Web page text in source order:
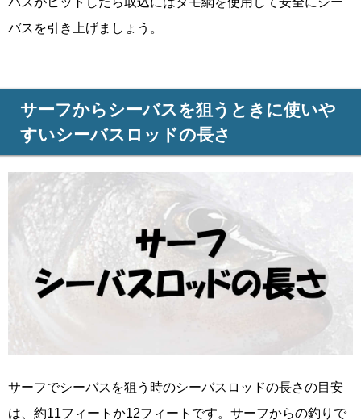
バスを引き上げましょう。
サーフからシーバスを狙うときに使いや
すいシーバスロッドの長さ
サーフでシーバスを狙う時のシーバスロッドの長さの目安
は、約11フィートか12フィートです。サーフからの釣りで